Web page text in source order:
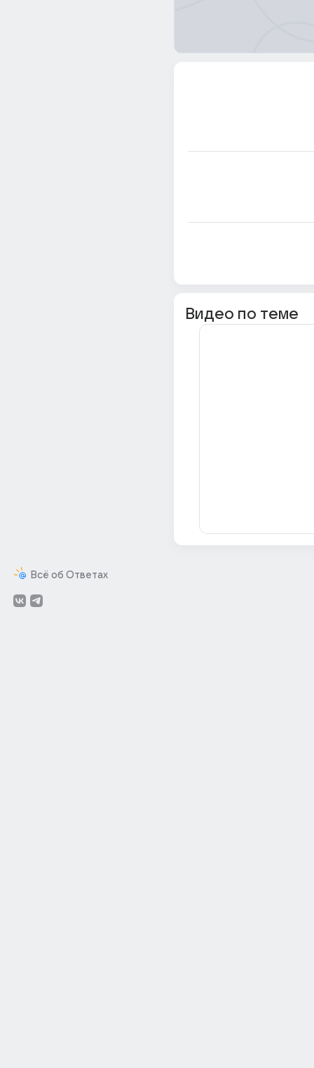
Всё об Ответах
Видео по теме